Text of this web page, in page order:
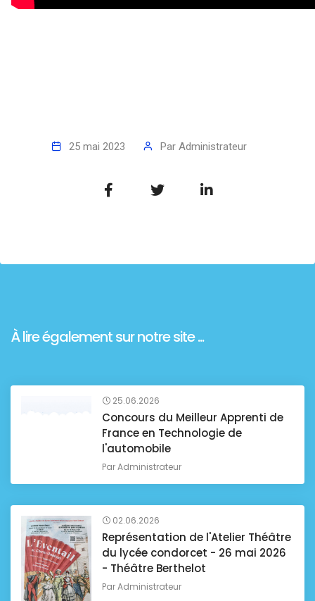
25 mai 2023 Par Administrateur
À lire également sur notre site ...
25.06.2026
Concours du Meilleur Apprenti de
France en Technologie de
l'automobile
ParAdministrateur
02.06.2026
Représentation de l'Atelier Théâtre
du lycée condorcet - 26 mai 2026
- Théâtre Berthelot
ParAdministrateur